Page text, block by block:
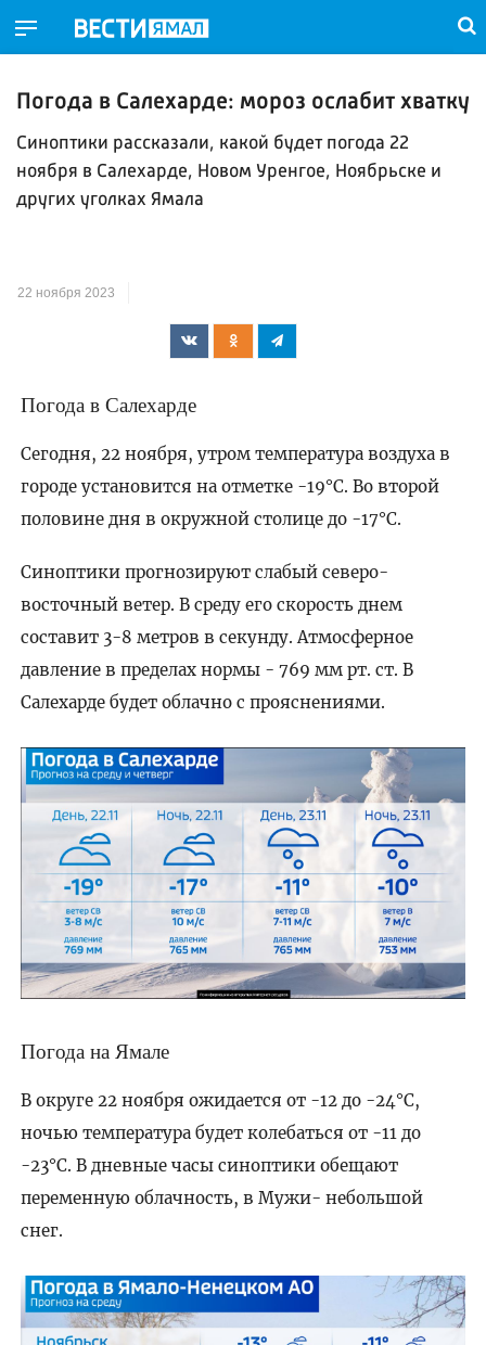
Погода в Салехарде: мороз ослабит хватку
Синоптики рассказали, какой будет погода 22
ноября в Салехарде, Новом Уренгое, Ноябрьске и
других уголках Ямала
22 ноября 2023
Погода в Салехарде
Сегодня, 22 ноября, утром температура воздуха в
городе установится на отметке -19°C. Во второй
половине дня в окружной столице до -17°C.
Синоптики прогнозируют слабый северо-
восточный ветер. В среду его скорость днем
составит 3-8 метров в секунду. Атмосферное
давление в пределах нормы - 769 мм рт. ст. В
Салехарде будет облачно с прояснениями.
Погода на Ямале
В округе 22 ноября ожидается от -12 до -24°C,
ночью температура будет колебаться от -11 до
-23°C. В дневные часы синоптики обещают
переменную облачность, в Мужи- небольшой
снег.